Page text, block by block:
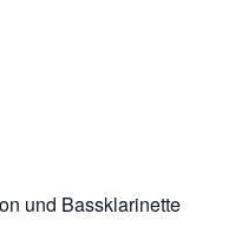
und Bassklarinette